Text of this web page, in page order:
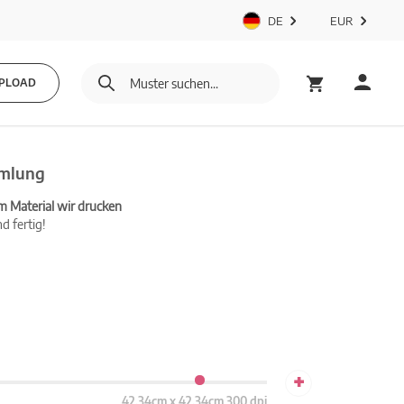
DE EUR
Material wir drucken
fertig!
+